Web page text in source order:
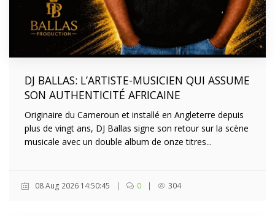
DJ BALLAS: L’ARTISTE-MUSICIEN QUI ASSUME
SON AUTHENTICITÉ AFRICAINE
Originaire du Cameroun et installé en Angleterre depuis
plus de vingt ans, DJ Ballas signe son retour sur la scène
musicale avec un double album de onze titres...
08 Aug 2026 14:50:45 | 0 | 304